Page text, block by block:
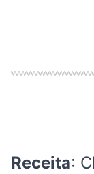
Receita: